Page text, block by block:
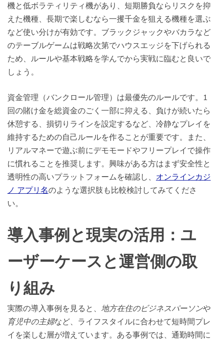
機と低ボラティリティ機があり、短期勝負ならリスクを抑
えた機種、長期で楽しむなら一攫千金を狙える機種を選ぶ
など使い分けが有効です。ブラックジャックやバカラなど
のテーブルゲームは戦略次第でハウスエッジを下げられる
ため、ルールや基本戦略を学んでから実戦に臨むと良いで
しょう。
資金管理（バンクロール管理）は最優先のルールです。1
回の賭け金を総資金のごく一部に抑える、負けが続いたら
休憩する、損切りラインを設定するなど、冷静なプレイを
維持するための自己ルールを作ることが重要です。また、
リアルマネーで遊ぶ前にデモモードやフリープレイで操作
に慣れることを推奨します。興味がある方はまず安全性と
透明性の高いプラットフォームを確認し、 オンラインカジ
ノ アプリ名のような選択肢も比較検討してみてくださ
い。
導入事例と現実の活用：ユ
ーザーケースと運営側の取
り組み
実際の導入事例を見ると、 地方在住のビジネスパーソンや
育児中の主婦など、ライフスタイルに合わせて短時間プレ
イを楽しむ層が増えています。ある事例では、通勤時間に